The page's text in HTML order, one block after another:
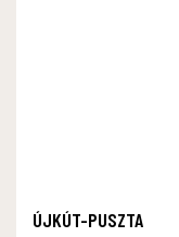
ÚJKÚT-PUSZTA